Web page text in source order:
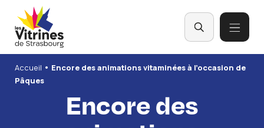
Accueil • Encore des animations vitaminées à l’occasion de
Pâques
Encore des
Panneau de gestion des cookies